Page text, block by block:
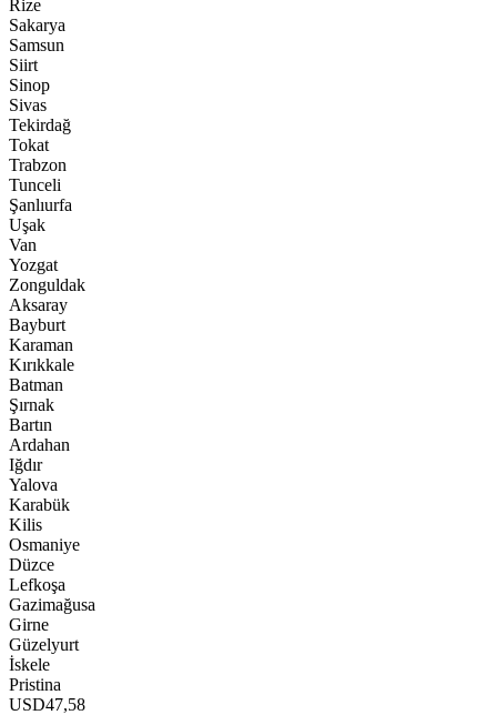
Rize
Sakarya
Samsun
Siirt
Sinop
Sivas
Tekirdağ
Tokat
Trabzon
Tunceli
Şanlıurfa
Uşak
Van
Yozgat
Zonguldak
Aksaray
Bayburt
Karaman
Kırıkkale
Batman
Şırnak
Bartın
Ardahan
Iğdır
Yalova
Karabük
Kilis
Osmaniye
Düzce
Lefkoşa
Gazimağusa
Girne
Güzelyurt
İskele
Pristina
USD47,58